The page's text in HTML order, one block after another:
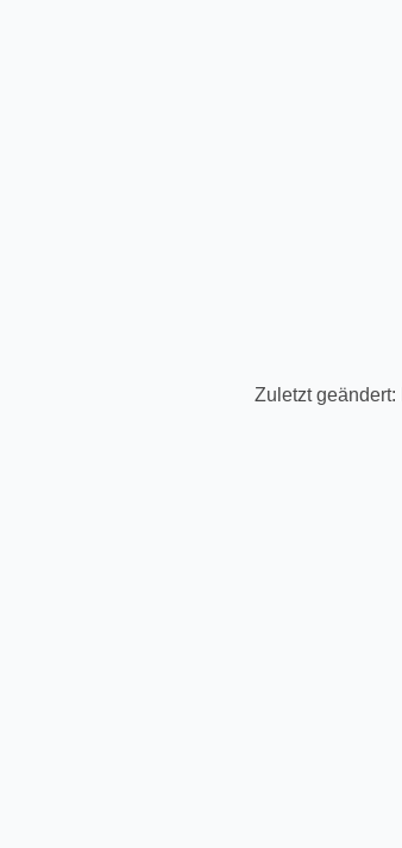
Zuletzt geändert: